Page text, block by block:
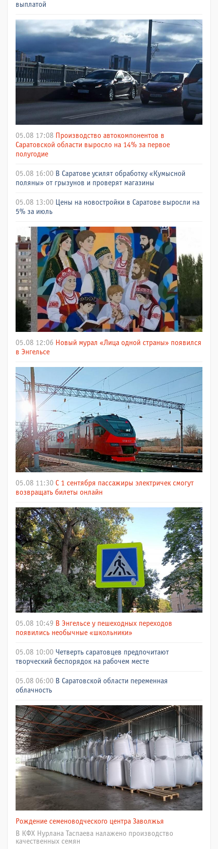
выплатой
05.08 17:08 Производство автокомпонентов в
Саратовской области выросло на 14% за первое
полугодие
05.08 16:00 В Саратове усилят обработку «Кумысной
поляны» от грызунов и проверят магазины
05.08 13:00
Цены на новостройки в Саратове выросли на
5% за июль
05.08 12:06 Новый мурал «Лица одной страны» появился
в Энгельсе
05.08 11:30 С 1 сентября пассажиры электричек смогут
возвращать билеты онлайн
05.08 10:49 В Энгельсе у пешеходных переходов
появились необычные «школьники»
05.08 10:00 Четверть саратовцев предпочитают
творческий беспорядок на рабочем месте
05.08 06:00 В Саратовской области переменная
облачность
Рождение семеноводческого центра Заволжья
В КФХ Нурлана Таспаева налажено производство
качественных семян